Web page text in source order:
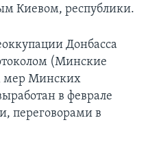
Киевом, республики.
Донбасса
(Минские
мер Минских
в феврале
переговорами в